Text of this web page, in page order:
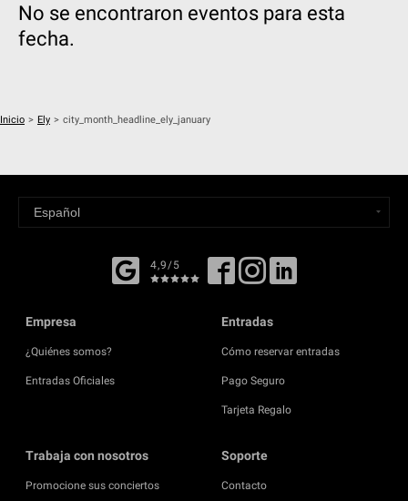
No se encontraron eventos para esta
fecha.
Inicio > Ely > city_month_headline_ely_january
4,9/5
Empresa
¿Quiénes somos?
Entradas Oficiales
Entradas
Cómo reservar entradas
Pago Seguro
Tarjeta Regalo
Trabaja con nosotros
Promocione sus conciertos
Soporte
Contacto